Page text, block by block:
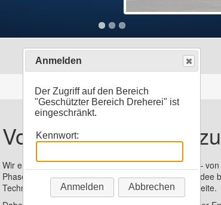
Anmelden
Der Zugriff auf den Bereich
"Geschützter Bereich Dreherei" ist
eingeschränkt.
Kennwort:
Anmelden Abbrechen